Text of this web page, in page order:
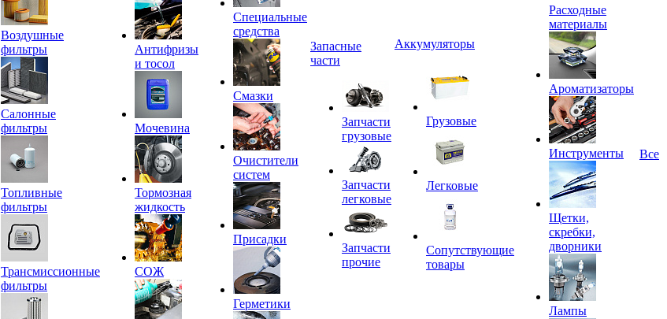
Воздушные
фильтры
Салонные
фильтры
Топливные
фильтры
Трансмиссионные
фильтры
Антифризы
и тосол
Мочевина
Тормозная
жидкость
СОЖ
Специальные
средства
Смазки
Очистители
систем
Присадки
Герметики
Запасные
части
Запчасти
грузовые
Запчасти
легковые
Запчасти
прочие
Аккумуляторы
Грузовые
Легковые
Сопутствующие
товары
Расходные
материалы
Ароматизаторы
Инструменты
Щетки,
скребки,
дворники
Лампы
Все